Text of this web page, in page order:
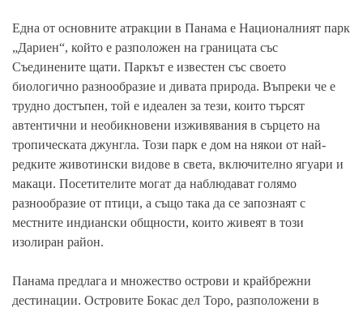
Една от основните атракции в Панама е Националният парк
„Дариен“, който е разположен на границата със
Съединените щати. Паркът е известен със своето
биологично разнообразие и дивата природа. Въпреки че е
трудно достъпен, той е идеален за тези, които търсят
автентични и необикновени изживявания в сърцето на
тропическата джунгла. Този парк е дом на някои от най-
редките животински видове в света, включително ягуари и
макаци. Посетителите могат да наблюдават голямо
разнообразие от птици, а също така да се запознаят с
местните индиански общности, които живеят в този
изолиран район.
Панама предлага и множество острови и крайбрежни
дестинации. Островите Бокас дел Торо, разположени в